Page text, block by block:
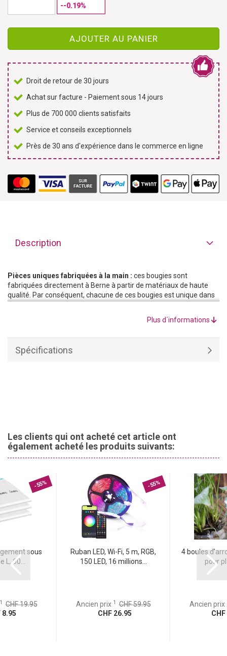
--0.19%
AJOUTER AU PANIER
Droit de retour de 30 jours
Achat sur facture - Paiement sous 14 jours
Plus de 700 000 clients satisfaits
Service et conseils exceptionnels
Près de 30 ans d'expérience dans le commerce en ligne
Description
Pièces uniques fabriquées à la main : ces bougies sont
fabriquées directement à Berne à partir de matériaux de haute
qualité. Par conséquent, chacune de ces bougies est unique dans
effet : une source de lumière magnifique et magique qui dégage
S’adapte à tout type d’intérieur :
expériences ont été menées avec des plaques de cuisson et des
poêles, mais les processus ont rapidement été remplacés par une
infrastructure professionnelle. six collaborateurs veillent au bon
terre cuite, qui sont également idéales comme cadeau pour des
amis, pour la famille ou pour des collègues.
Plus d´informations
Spécifications
Les clients qui ont acheté cet article ont
également acheté les produits suivants:
-55%
sous
L, 60...
CHF 19.95
-55%
Ruban LED, Wi-Fi, 5 m, RGB,
150 LED, 16 millions...
Ancien prix 1 CHF 59.95
CHF 26.95
4 boules
pour
Ancien prix